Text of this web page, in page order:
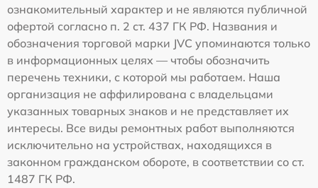
ознакомительный характер и не являются публичной
офертой согласно п. 2 ст. 437 ГК РФ. Названия и
обозначения торговой марки JVC упоминаются только
в информационных целях — чтобы обозначить
перечень техники, с которой мы работаем. Наша
организация не аффилирована с владельцами
указанных товарных знаков и не представляет их
интересы. Все виды ремонтных работ выполняются
исключительно на устройствах, находящихся в
законном гражданском обороте, в соответствии со ст.
1487 ГК РФ.